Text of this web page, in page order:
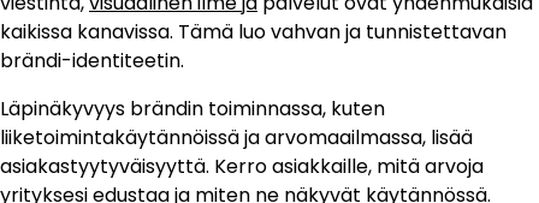
kaikissa kanavissa. Tämä luo vahvan ja tunnistettavan
brändi-identiteetin.
Läpinäkyvyys brändin toiminnassa, kuten
liiketoimintakäytännöissä ja arvomaailmassa, lisää
asiakastyytyväisyyttä. Kerro asiakkaille, mitä arvoja
yrityksesi edustaa ja miten ne näkyvät käytännössä.